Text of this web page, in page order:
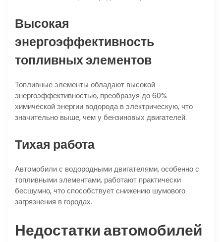
Высокая
энергоэффективность
топливных элементов
Топливные элементы обладают высокой
энергоэффективностью, преобразуя до 60%
химической энергии водорода в электрическую, что
значительно выше, чем у бензиновых двигателей.
Тихая работа
Автомобили с водородными двигателями, особенно с
топливными элементами, работают практически
бесшумно, что способствует снижению шумового
загрязнения в городах.
Недостатки автомобилей